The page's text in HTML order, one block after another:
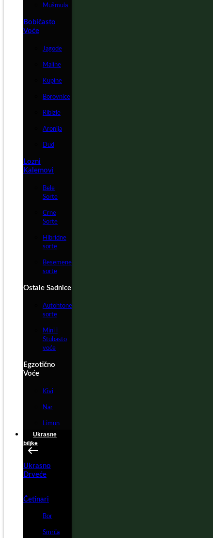
Mušmula
Bobičasto
Voće
Jagode
Maline
Kupine
Borovnice
Ribizle
Aronija
Dud
Lozni
Kalemovi
Bele
Sorte
Crne
Sorte
Hibridne
sorte
Besemene
sorte
Ostale Sadnice
Autohtone
sorte
Mini i
Stubasto
voće
Egzotično
Voće
Kivi
Nar
Limun
Ukrasne
biljke
Ukrasno
Drveće
Četinari
Bor
Smrča